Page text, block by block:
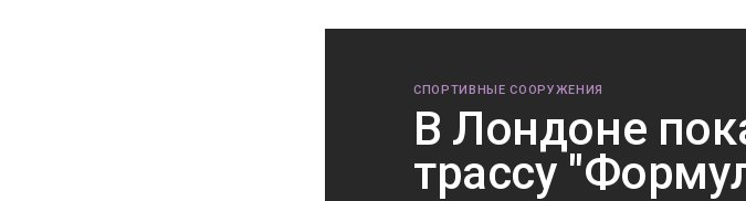
СПОРТИВНЫЕ СООРУЖЕНИЯ
В Лондоне
трассу